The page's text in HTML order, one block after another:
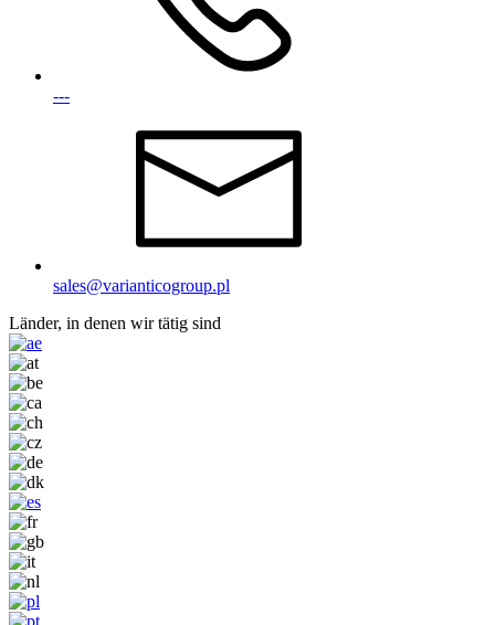
---
sales@varianticogroup.pl
Länder, in denen wir tätig sind